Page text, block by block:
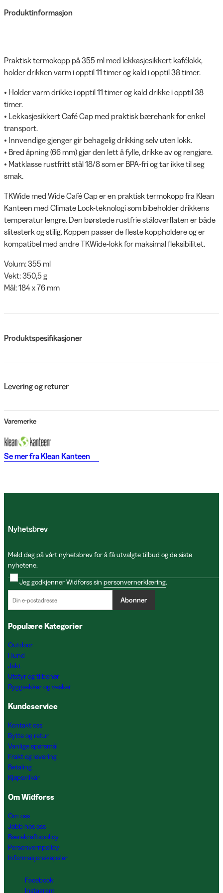
Produktinformasjon
Praktisk termokopp på 355 ml med lekkasjesikkert kafélokk,
holder drikken varm i opptil 11 timer og kald i opptil 38 timer.
• Holder varm drikke i opptil 11 timer og kald drikke i opptil 38
timer.
• Lekkasjesikkert Café Cap med praktisk bærehank for enkel
transport.
• Innvendige gjenger gir behagelig drikking selv uten lokk.
• Bred åpning (66 mm) gjør den lett å fylle, drikke av og rengjøre.
• Matklasse rustfritt stål 18/8 som er BPA-fri og tar ikke til seg
smak.
TKWide med Wide Café Cap er en praktisk termokopp fra Klean
Kanteen med Climate Lock-teknologi som bibeholder drikkens
temperatur lengre. Den børstede rustfrie ståloverflaten er både
slitesterk og stilig. Koppen passer de fleste koppholdere og er
kompatibel med andre TKWide-lokk for maksimal fleksibilitet.
Volum: 355 ml
Vekt: 350,5 g
Mål: 184 x 76 mm
Produktspesifikasjoner
Levering og returer
Varemerke
Se mer fra Klean Kanteen
Nyhetsbrev
Meld deg på vårt nyhetsbrev for å få utvalgte tilbud og de siste
nyhetene.
Jeg godkjenner Widforss sin personvernerklæring.
Abonner
Populære Kategorier
Outdoor
Hund
Jakt
Utstyr og tilbehør
Ryggsekker og vesker
Kundeservice
Kontakt oss
Bytte og retur
Vanlige spørsmål
Frakt og levering
Betaling
Kjøpsvilkår
Om Widforss
Om oss
Jobb hos oss
Bærekraftspolicy
Personvernpolicy
Informasjonskapsler
Facebook
Instagram